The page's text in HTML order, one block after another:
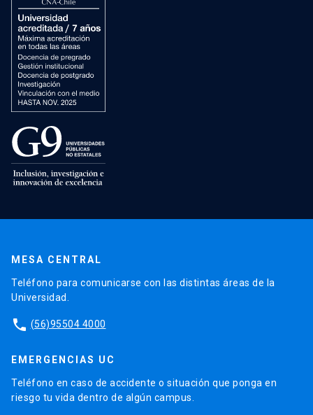
MESA CENTRAL
Teléfono para comunicarse con las distintas áreas de la
Universidad.
phone (56)95504 4000
EMERGENCIAS UC
Teléfono en caso de accidente o situación que ponga en
riesgo tu vida dentro de algún campus.